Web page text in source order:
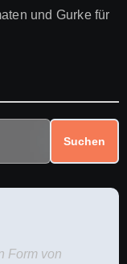
und Gurke für
Suchen
Form von